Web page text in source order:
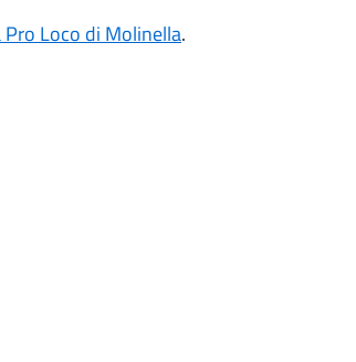
Loco di Molinella.